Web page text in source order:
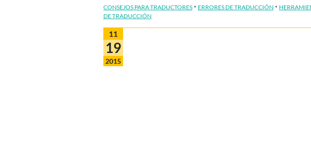
CONSEJOS PARA TRADUCTORES · ERRORES DE TRADUCCIÓN ·
DE TRADUCCIÓN
11
19
2015